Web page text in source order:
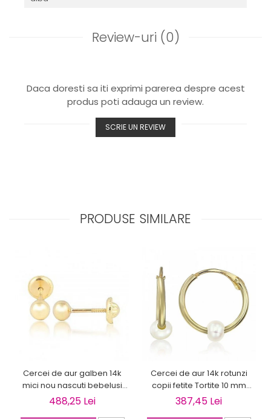
Review-uri (0)
Daca doresti sa iti exprimi parerea despre acest
produs poti adauga un review.
SCRIE UN REVIEW
PRODUSE SIMILARE
Cercei de aur galben 14k
mici nou nascuti bebelusi
Bilute 4mm
488,25 Lei
Cercei de aur 14k rotunzi
copii fetite Tortite 10 mm
perluta
387,45 Lei